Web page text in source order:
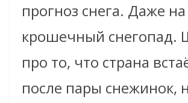
прогноз снега. Даже на
крошечный снегопад.
про то, что страна
после пары снежинок,